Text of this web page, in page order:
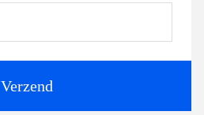
Verzend